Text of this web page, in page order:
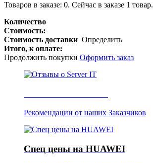
Товаров в заказе: 0. Сейчас в заказе 1 товар.
Количество
Стоимость:
Стоимость доставки Определить
Итого, к оплате:
Продолжить покупки Оформить заказ
Рекомендации от наших Заказчиков
Спец цены на HUAWEI